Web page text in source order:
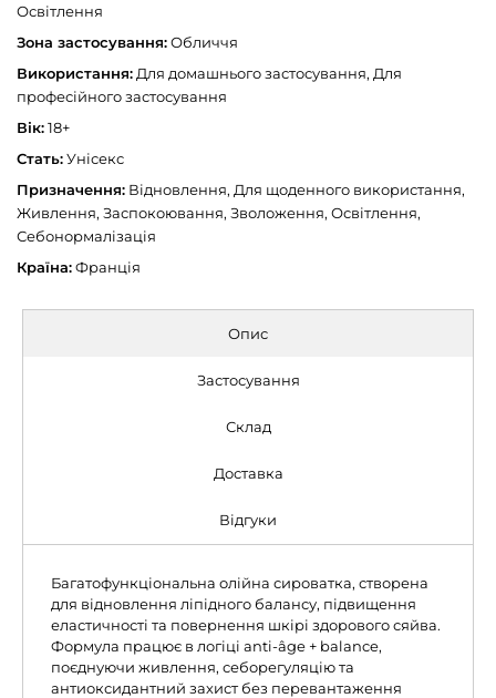
Освітлення
Зона застосування:Обличчя
Використання: Для домашнього застосування, Для
професійного застосування
Вік:18+
Стать:Унісекс
Призначення: Відновлення, Для щоденного використання,
Живлення, Заспокоювання, Зволоження, Освітлення,
Себонормалізація
Країна:Франція
Опис
Застосування
Склад
Доставка
Відгуки
Багатофункціональна олійна сироватка, створена
для відновлення ліпідного балансу, підвищення
еластичності та повернення шкірі здорового сяйва.
Формула працює в логіці anti‑âge + balance,
поєднуючи живлення, себорегуляцію та
антиоксидантний захист без перевантаження